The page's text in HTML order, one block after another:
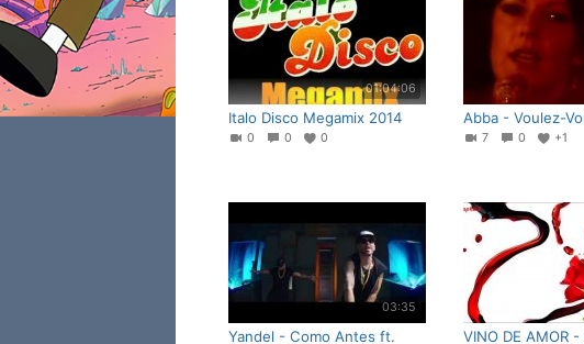
01:04:06
Italo Disco Megamix 2014
0 0 0
Abba - Voulez-
7 0 +1
03:35
Yandel - Como Antes ft.
VINO DE AMOR